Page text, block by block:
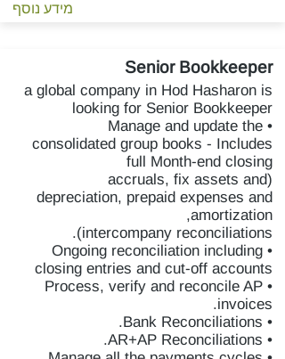
מידע נוסף
Senior Bookkeeper
a global company in Hod Hasharon is
looking for Senior Bookkeeper
• Manage and update the
consolidated group books - Includes
full Month-end closing
(accruals, fix assets and
depreciation, prepaid expenses and
amortization,
intercompany reconciliations).
• Ongoing reconciliation including
closing entries and cut-off accounts
• Process, verify and reconcile AP
invoices.
• Bank Reconciliations.
• AR+AP Reconciliations.